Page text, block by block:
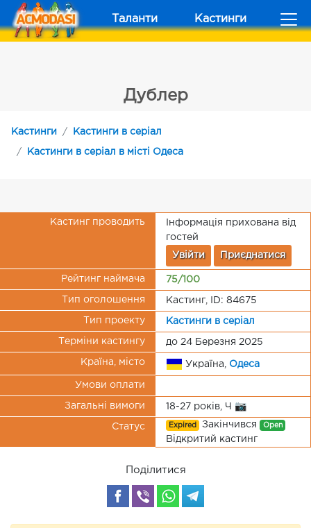
Таланти Кастинги
Дублер
Кастинги Кастинги в серіал
Кастинги в серіал в місті Одеса
Кастинг проводить
Інформація прихована від
гостей
Увійти Приєднатися
Рейтинг наймача 75/100
Тип оголошення Кастинг, ID: 84675
Тип проекту Кастинги в серіал
Терміни кастингу до 24 Березня 2025
Країна, місто Україна, Одеса
Умови оплати
Загальні вимоги 18-27 років, Ч 📷
Статус Expired Закінчився Open
Відкритий кастинг
Поділитися